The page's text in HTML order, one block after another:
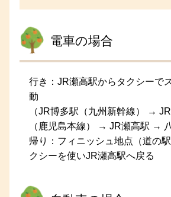
電車の場合
行き：JR瀬高駅からタクシーで
動
（JR博多駅（九州新幹線） →
（鹿児島本線） → JR瀬高駅 → 八
帰り：フィニッシュ地点（道の
クシーを使いJR瀬高駅へ戻る